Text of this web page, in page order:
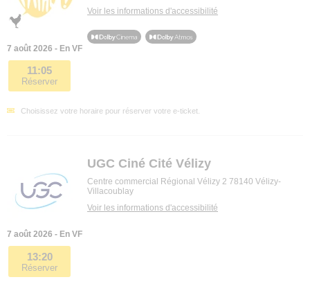
Voir les informations d'accessibilité
7 août 2026 - En VF
11:05
Réserver
Choisissez votre horaire pour réserver votre e-ticket.
UGC Ciné Cité Vélizy
Centre commercial Régional Vélizy 2 78140 Vélizy-
Villacoublay
Voir les informations d'accessibilité
7 août 2026 - En VF
13:20
Réserver